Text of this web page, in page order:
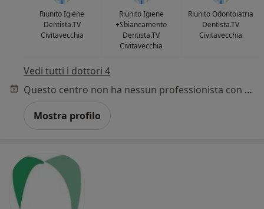
Riunito Igiene
Dentista.TV
Civitavecchia
Riunito Igiene
+Sbiancamento
Dentista.TV
Civitavecchia
Riunito Odontoiatria
Dentista.TV
Civitavecchia
Vedi tutti i dottori 4
Questo centro non ha nessun professionista con date disponibili
Mostra profilo